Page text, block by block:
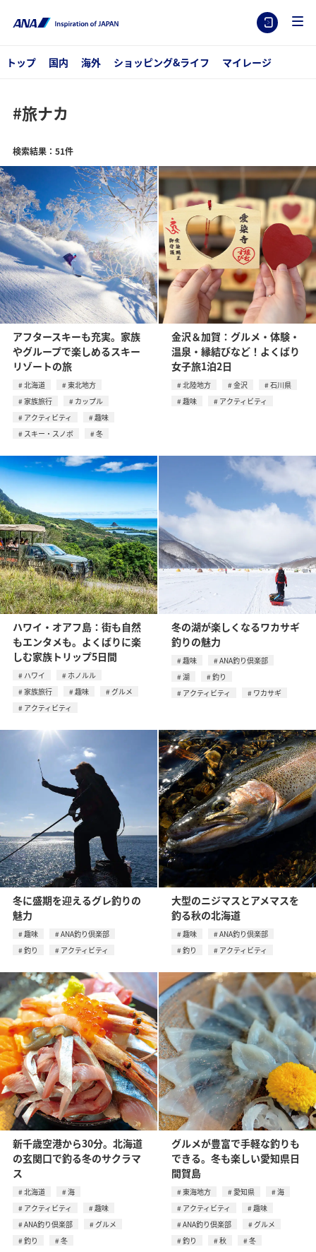
トップ 国内 海外 ショッピング&ライフ マイレージ
#旅ナカ
検索結果：51件
アフタースキーも充実。家族
やグループで楽しめるスキー
リゾートの旅
北海道
東北地方
家族旅行
カップル
アクティビティ
趣味
スキー・スノボ
冬
金沢＆加賀：グルメ・体験・
温泉・縁結びなど！よくばり
女子旅1泊2日
北陸地方 金沢
石川県
趣味
アクティビティ
ハワイ・オアフ島：街も自然
もエンタメも。よくばりに楽
しむ家族トリップ5日間
ハワイ
ホノルル
家族旅行
趣味
グルメ
アクティビティ
冬の湖が楽しくなるワカサギ
釣りの魅力
趣味
ANA釣り倶楽部
湖
釣り
アクティビティ
ワカサギ
冬に盛期を迎えるグレ釣りの
魅力
趣味
ANA釣り倶楽部
釣り
アクティビティ
大型のニジマスとアメマスを
釣る秋の北海道
趣味
ANA釣り倶楽部
釣り
アクティビティ
新千歳空港から30分。北海道
の玄関口で釣る冬のサクラマ
ス
北海道
海
アクティビティ
趣味
ANA釣り倶楽部
グルメ
釣り
冬
グルメが豊富で手軽な釣りも
できる。冬も楽しい愛知県日
間賀島
東海地方 愛知県
海
アクティビティ
趣味
ANA釣り倶楽部
グルメ
釣り
秋 冬